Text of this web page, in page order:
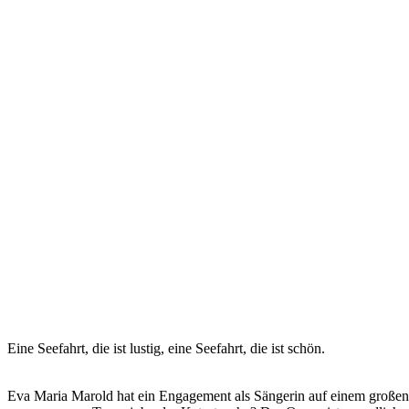
Eine Seefahrt, die ist lustig, eine Seefahrt, die ist schön.
Eva Maria Marold hat ein Engagement als Sängerin auf einem